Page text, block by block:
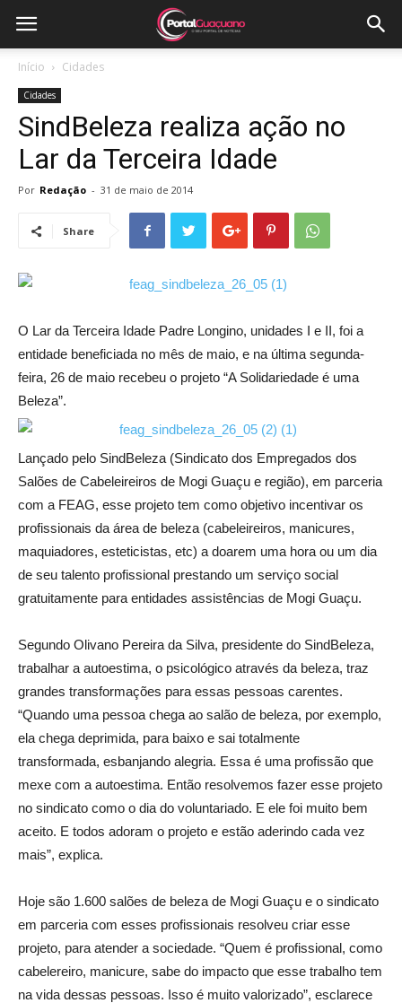
Início Cidades
Cidades
SindBeleza realiza ação no
Lar da Terceira Idade
Por Redação - 31 de maio de 2014
Share
O Lar da Terceira Idade Padre Longino, unidades I e II, foi a
entidade beneficiada no mês de maio, e na última segunda-
feira, 26 de maio recebeu o projeto “A Solidariedade é uma
Beleza”.
Lançado pelo SindBeleza (Sindicato dos Empregados dos
Salões de Cabeleireiros de Mogi Guaçu e região), em parceria
com a FEAG, esse projeto tem como objetivo incentivar os
profissionais da área de beleza (cabeleireiros, manicures,
maquiadores, esteticistas, etc) a doarem uma hora ou um dia
de seu talento profissional prestando um serviço social
gratuitamente para entidades assistências de Mogi Guaçu.
Segundo Olivano Pereira da Silva, presidente do SindBeleza,
trabalhar a autoestima, o psicológico através da beleza, traz
grandes transformações para essas pessoas carentes.
“Quando uma pessoa chega ao salão de beleza, por exemplo,
ela chega deprimida, para baixo e sai totalmente
transformada, esbanjando alegria. Essa é uma profissão que
mexe com a autoestima. Então resolvemos fazer esse projeto
no sindicato como o dia do voluntariado. E ele foi muito bem
aceito. E todos adoram o projeto e estão aderindo cada vez
mais”, explica.
Hoje são 1.600 salões de beleza de Mogi Guaçu e o sindicato
em parceria com esses profissionais resolveu criar esse
projeto, para atender a sociedade. “Quem é profissional, como
cabelereiro, manicure, sabe do impacto que esse trabalho tem
na vida dessas pessoas. Isso é muito valorizado”, esclarece